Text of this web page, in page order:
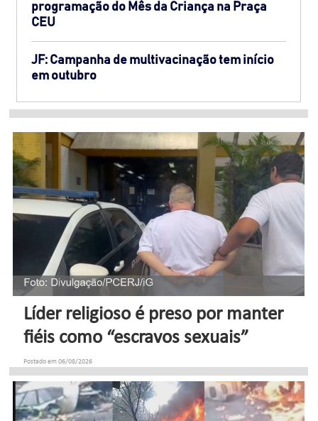
programação do Mês da Criança na Praça
CEU
JF: Campanha de multivacinação tem início
em outubro
Líder religioso é preso por manter
fiéis como “escravos sexuais”
Postado em 06/08/2026